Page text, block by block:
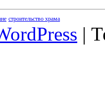
строительство храма
|